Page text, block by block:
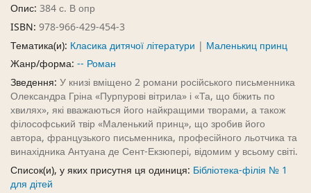
Опис: 384 с. В опр
ISBN: 978-966-429-454-3
Тематика(и): Класика дитячої літератури | Маленькиц принц
Жанр/форма: -- Роман
Зведення: У книзі вміщено 2 романи російського письменника
Олександра Гріна «Пурпурові вітрила» і «Та, що біжить по
хвилях», які вважаються його найкращими творами, а також
філософський твір «Маленький принц», що зробив його
автора, французького письменника, професійного льотчика та
винахідника Антуана де Сент-Екзюпері, відомим у всьому світі.
Список(и), у яких присутня ця одиниця: Бібліотека-філія № 1
для дітей